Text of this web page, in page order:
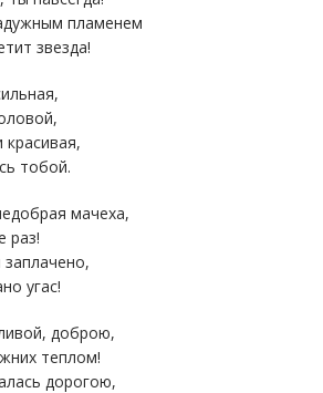
пламенем
звезда!
тобой.
мачеха,
раз!
угас!
доброю,
теплом!
дорогою,